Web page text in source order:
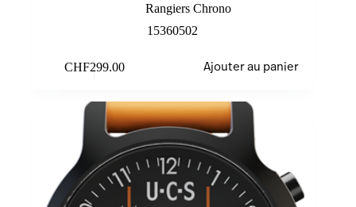
Rangiers Chrono
15360502
CHF299.00 Ajouter au panier